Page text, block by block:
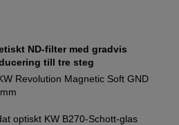
ND-filter med gradvis
till tre steg
Revolution Magnetic Soft GND
optiskt KW B270-Schott-glas